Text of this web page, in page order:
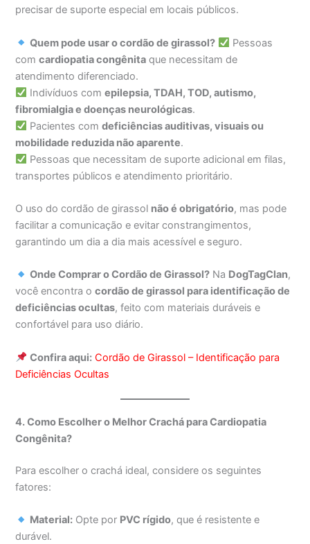
precisar de suporte especial em locais públicos.
Quem pode usar o cordão de girassol?
Pessoas
comcardiopatia congênita que necessitam de
atendimento diferenciado.
Indivíduos comepilepsia, TDAH, TOD, autismo,
fibromialgia e doenças neurológicas.
Pacientes comdeficiências auditivas, visuais ou
mobilidade reduzida não aparente.
Pessoas que necessitam de suporte adicional em filas,
transportes públicos e atendimento prioritário.
O uso do cordão de girassol não é obrigatório, mas pode
facilitar a comunicação e evitar constrangimentos,
garantindo um dia a dia mais acessível e seguro.
Onde Comprar o Cordão de Girassol? Na DogTagClan,
você encontra ocordão de girassol para identificação de
deficiências ocultas, feito com materiais duráveis e
confortável para uso diário.
Confira aqui: Cordão de Girassol – Identificação para
Deficiências Ocultas
4. Como Escolher o Melhor Crachá para Cardiopatia
Congênita?
Para escolher o crachá ideal, considere os seguintes
fatores:
Material: Opte por PVC rígido, que é resistente e
durável.